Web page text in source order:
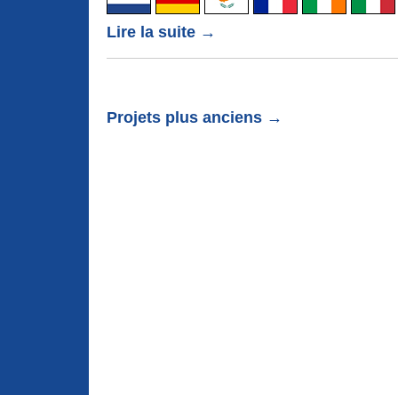
Lire la suite →
Projets plus anciens →